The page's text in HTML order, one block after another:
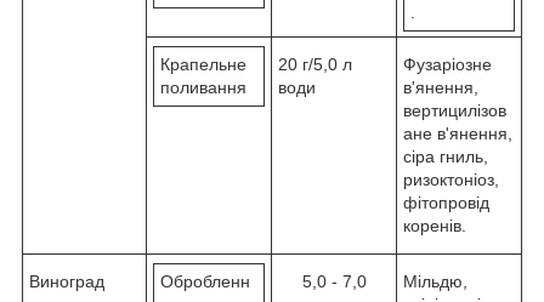
Крапельне
поливання
20 г/5,0 л
води
Фузаріозне
в'янення,
вертицилізов
ане в'янення,
сіра гниль,
ризоктоніоз,
фітопровід
коренів.
Виноград
Обробленн
5,0 - 7,0
Мільдю,